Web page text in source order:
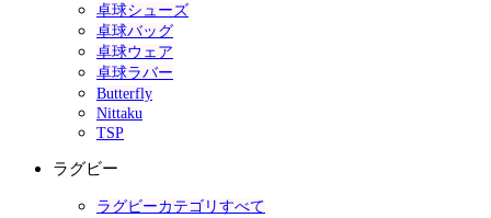
卓球シューズ
卓球バッグ
卓球ウェア
卓球ラバー
Butterfly
Nittaku
TSP
ラグビー
ラグビーカテゴリすべて